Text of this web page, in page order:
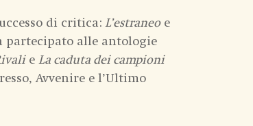
di critica: L’estraneoe
partecipato alle antologie
e La caduta dei campioni
Avvenire e l’Ultimo